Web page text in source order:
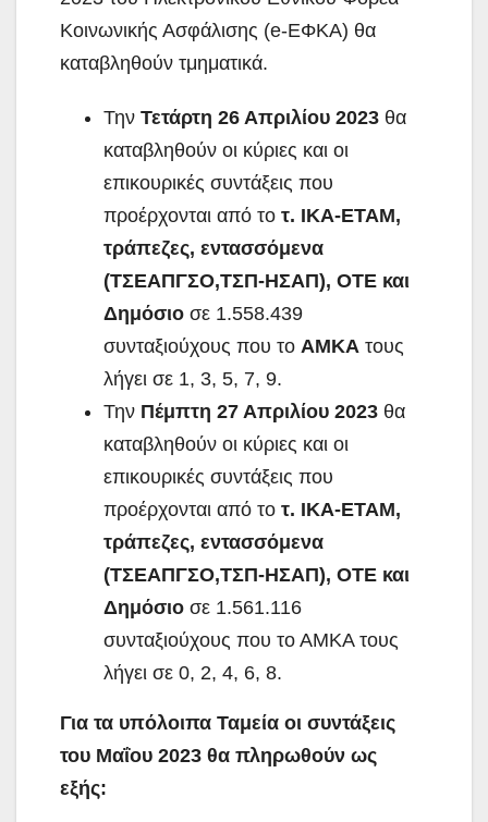
Κοινωνικής Ασφάλισης (e-ΕΦΚΑ) θα
καταβληθούν τμηματικά.
Την Τετάρτη 26 Απριλίου 2023 θα
καταβληθούν οι κύριες και οι
επικουρικές συντάξεις που
προέρχονται από το τ. ΙΚΑ-ΕΤΑΜ,
τράπεζες, εντασσόμενα
(ΤΣΕΑΠΓΣΟ,ΤΣΠ-ΗΣΑΠ), ΟΤΕ και
Δημόσιο σε 1.558.439
συνταξιούχους που το ΑΜΚΑ τους
λήγει σε 1, 3, 5, 7, 9.
Την Πέμπτη 27 Απριλίου 2023 θα
καταβληθούν οι κύριες και οι
επικουρικές συντάξεις που
προέρχονται από το τ. ΙΚΑ-ΕΤΑΜ,
τράπεζες, εντασσόμενα
(ΤΣΕΑΠΓΣΟ,ΤΣΠ-ΗΣΑΠ), ΟΤΕ και
Δημόσιο σε 1.561.116
συνταξιούχους που το ΑΜΚΑ τους
λήγει σε 0, 2, 4, 6, 8.
Για τα υπόλοιπα Ταμεία οι συντάξεις
του Μαΐου 2023 θα πληρωθούν ως
εξής: